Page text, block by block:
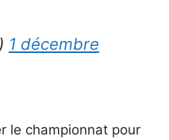
1 décembre
le championnat pour